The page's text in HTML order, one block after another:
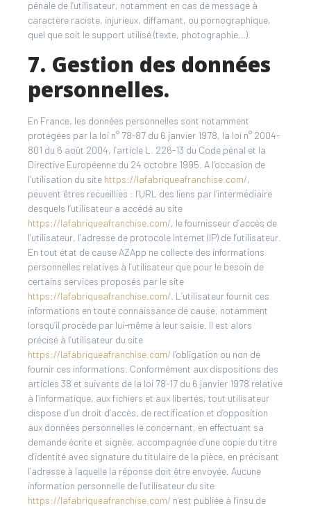
pénale de l’utilisateur, notamment en cas de message à
caractère raciste, injurieux, diffamant, ou pornographique,
quel que soit le support utilisé (texte, photographie…).
7. Gestion des données
personnelles.
En France, les données personnelles sont notamment
protégées par la loi n° 78-87 du 6 janvier 1978, la loi n° 2004-
801 du 6 août 2004, l’article L. 226-13 du Code pénal et la
Directive Européenne du 24 octobre 1995. A l’occasion de
l’utilisation du site https://lafabriqueafranchise.com/,
peuvent êtres recueillies : l’URL des liens par l’intermédiaire
desquels l’utilisateur a accédé au site
https://lafabriqueafranchise.com/, le fournisseur d’accès de
l’utilisateur, l’adresse de protocole Internet (IP) de l’utilisateur.
En tout état de cause AZApp ne collecte des informations
personnelles relatives à l’utilisateur que pour le besoin de
certains services proposés par le site
https://lafabriqueafranchise.com/ . L’utilisateur fournit ces
informations en toute connaissance de cause, notamment
lorsqu’il procède par lui-même à leur saisie. Il est alors
précisé à l’utilisateur du site
https://lafabriqueafranchise.com/ l’obligation ou non de
fournir ces informations. Conformément aux dispositions des
articles 38 et suivants de la loi 78-17 du 6 janvier 1978 relative
à l’informatique, aux fichiers et aux libertés, tout utilisateur
dispose d’un droit d’accès, de rectification et d’opposition
aux données personnelles le concernant, en effectuant sa
demande écrite et signée, accompagnée d’une copie du titre
d’identité avec signature du titulaire de la pièce, en précisant
l’adresse à laquelle la réponse doit être envoyée. Aucune
information personnelle de l’utilisateur du site
https://lafabriqueafranchise.com/ n’est publiée à l’insu de